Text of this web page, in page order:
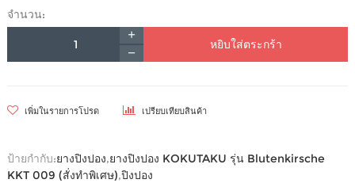
จำนวน:
หยิบใส่ตระกร้า
เพิ่มในรายการโปรด เปรียบเทียบสินค้า
ป้ายกำกับ:ยางปิงปอง,ยางปิงปอง KOKUTAKU รุ่น Blutenkirsche
KKT 009 (สั่งทำพิเศษ),ปิงปอง